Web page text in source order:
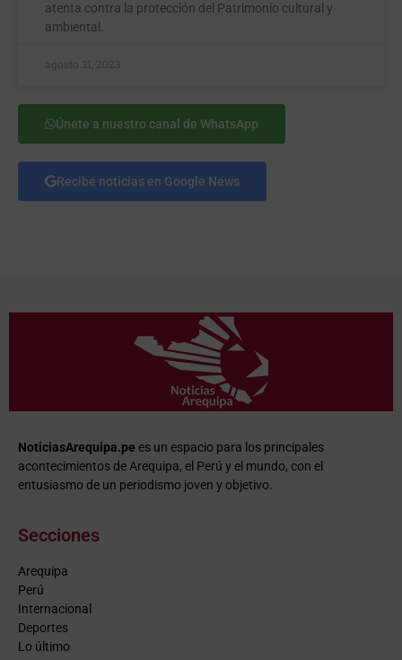
atenta contra la protección del Patrimonio cultural y
ambiental.
agosto 31, 2023
Únete a nuestro canal de WhatsApp
Recibe noticias en Google News
NoticiasArequipa.pe es un espacio para los principales
acontecimientos de Arequipa, el Perú y el mundo, con el
entusiasmo de un periodismo joven y objetivo.
Secciones
Arequipa
Perú
Internacional
Deportes
Lo último